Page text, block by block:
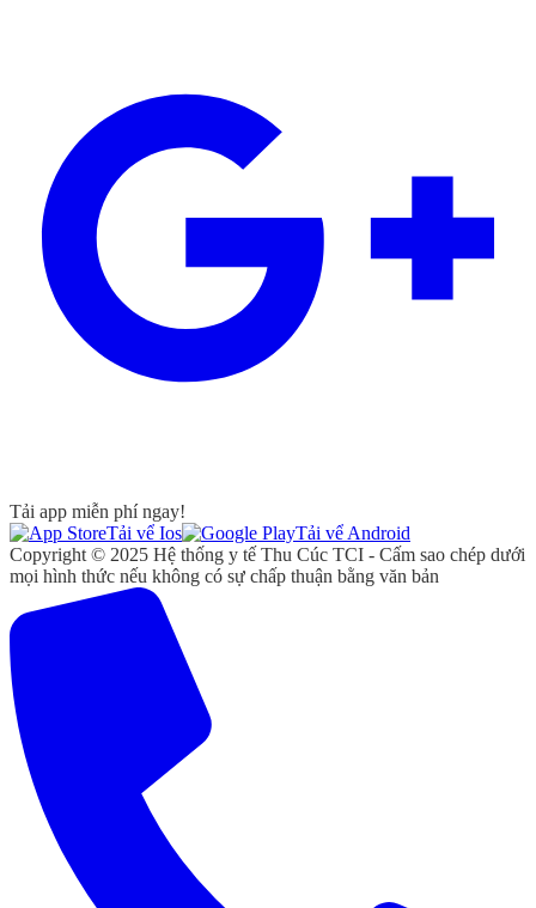
Tải app miễn phí ngay!
Tải vể Ios
Tải vể Android
Copyright © 2025 Hệ thống y tế Thu Cúc TCI - Cấm sao chép dưới
mọi hình thức nếu không có sự chấp thuận bằng văn bản